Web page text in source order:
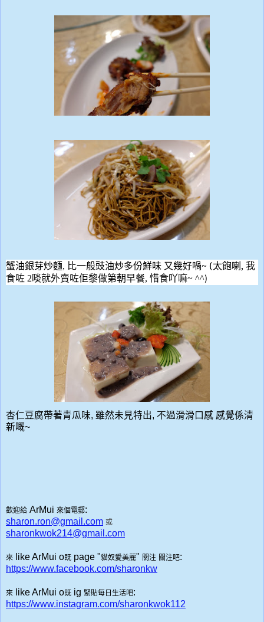
蟹油銀芽炒麵, 比一般豉油炒多份鮮味 又幾好喎~ (太飽喇 , 我
食咗 2啖就外賣咗佢黎做第朝早餐, 惜食吖嘛~ ^^)
杏仁豆腐帶著青瓜味, 雖然未見特出, 不過滑滑口感 感覺係清
新嘅~
歡迎給 ArMui 來個電郵:
sharon.ron@gmail.com 或
sharonkwok214@gmail.com
來 like ArMui o既 page "貓奴愛美麗" 關注 關注吧:
https://www.facebook.com/sharonkw
來 like ArMui o既 ig 緊貼每日生活吧:
https://www.instagram.com/sharonkwok112